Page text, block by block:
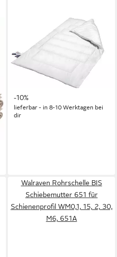
Kunstfaserbettdecke ECO,
Füllung: 100% Polyester, aus
recycelten Fasern, Bezug
100% Baumwolle KbA
UVP165,00 €
-10%
lieferbar - in 8-10 Werktagen bei
dir
Walraven Rohrschelle BIS
Schiebemutter 651 für
Schienenprofil WM0,1, 15, 2, 30,
M6, 651A